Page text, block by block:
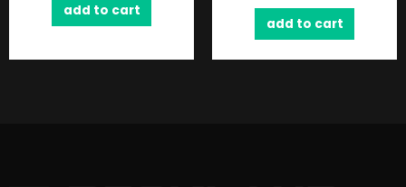
add to cart
add to cart